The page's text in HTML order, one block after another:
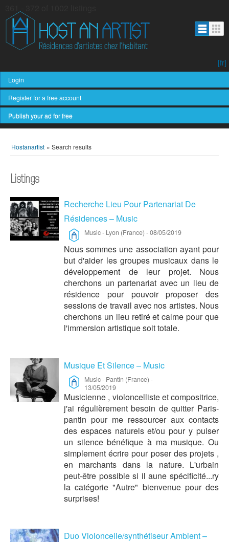
Login
Register for a free account
[fr]
Publish your ad for free
Hostanartist » Search results
Listings
Recherche Lieu Pour Partenariat De
Résidences – Music
Music- Lyon (France) -08/05/2019
Nous sommes une association ayant pour
but d'aider les groupes musicaux dans le
développement de leur projet. Nous
cherchons un partenariat avec un lieu de
résidence pour pouvoir proposer des
sessions de travail avec nos artistes. Nous
cherchons un lieu retiré et calme pour que
l'immersion artistique soit totale.
Musique Et Silence – Music
Music- Pantin (France) -
13/05/2019
Musicienne , violoncelliste et compositrice,
j'ai régulièrement besoin de quitter Paris-
pantin pour me ressourcer aux contacts
des espaces naturels et/ou pour y puiser
un silence bénéfique à ma musique. Ou
simplement écrire pour poser des projets ,
en marchants dans la nature. L'urbain
peut-être possible si il aune spécificité...ry
la catégorie "Autre" bienvenue pour des
surprises!
Duo Violoncelle/synthétiseur Ambient –